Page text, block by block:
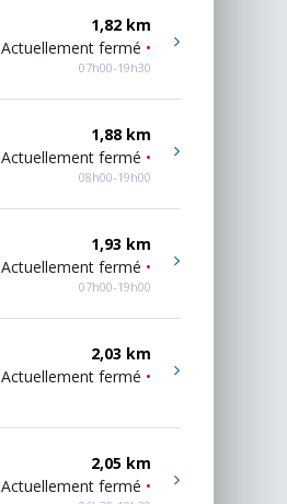
1,82 km
Actuellement fermé •
07h00-19h30
1,88 km
Actuellement fermé •
08h00-19h00
1,93 km
Actuellement fermé •
07h00-19h00
2,03 km
Actuellement fermé •
2,05 km
Actuellement fermé •